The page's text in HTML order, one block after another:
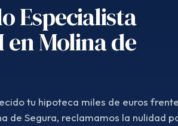
Especialista
en Molina de
tu hipoteca miles de euros
de Segura, reclamamos la nulidad